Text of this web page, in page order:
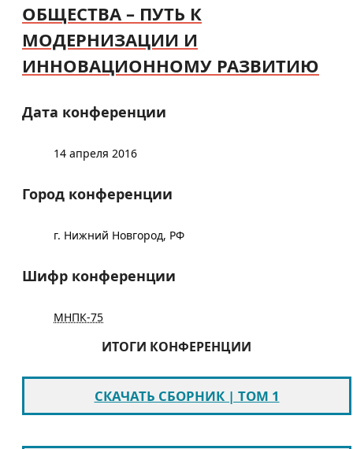
ОБЩЕСТВА – ПУТЬ К
МОДЕРНИЗАЦИИ И
ИННОВАЦИОННОМУ РАЗВИТИЮ
Дата конференции
14 апреля 2016
Город конференции
г. Нижний Новгород, РФ
Шифр конференции
МНПК-75
ИТОГИ КОНФЕРЕНЦИИ
СКАЧАТЬ СБОРНИК | ТОМ 1